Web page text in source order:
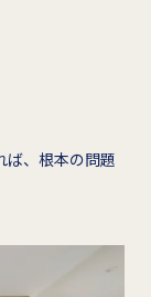
ば、根本の問題